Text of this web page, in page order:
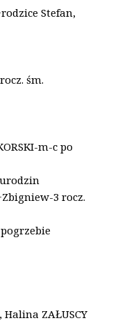
Stefan,
śm.
m-c po
3 rocz.
ZAŁUSCY